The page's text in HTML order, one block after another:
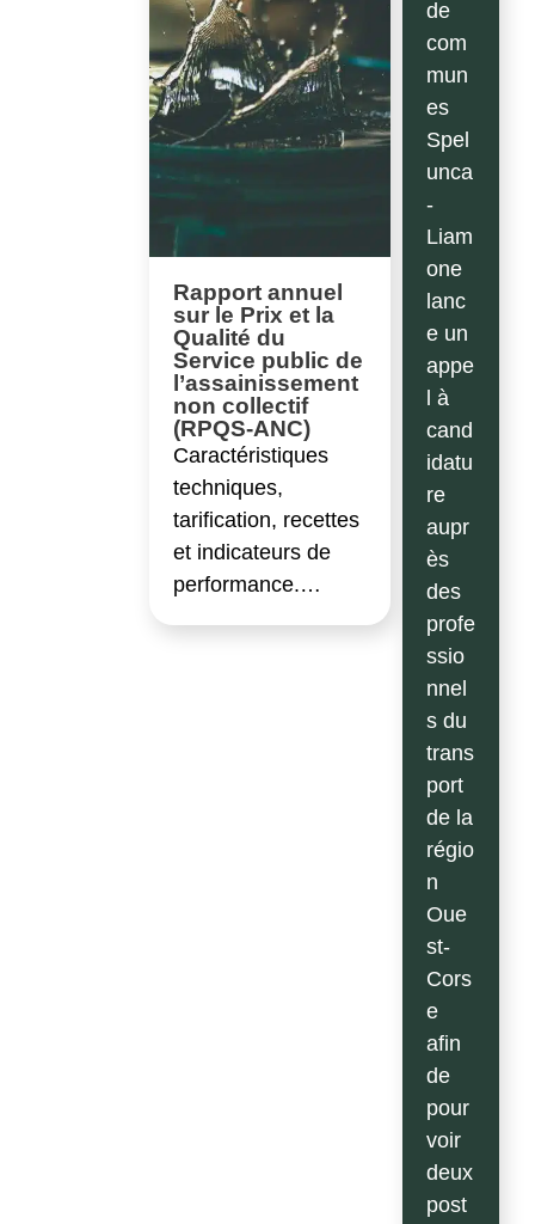
Rapport annuel
sur le Prix et la
Qualité du
Service public de
l’assainissement
non collectif
(RPQS-ANC)
Caractéristiques
techniques,
tarification, recettes
et indicateurs de
performance.…
de
com
mun
es
Spel
unca
-
Liam
one
lanc
e un
appe
l à
cand
idatu
re
aupr
ès
des
profe
ssio
nnel
s du
trans
port
de la
régio
n
Oue
st-
Cors
e
afin
de
pour
voir
deux
post